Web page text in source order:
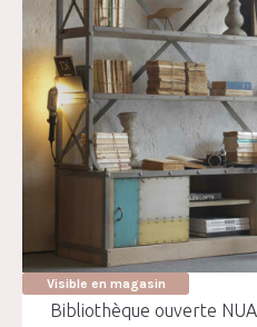
Visible en magasin
Bibliothèque ouverte